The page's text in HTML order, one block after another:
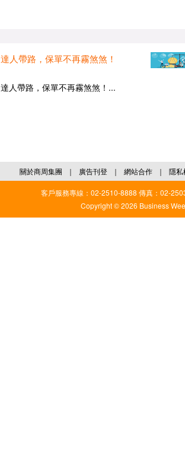
達人帶路，保單不再霧煞煞！
達人帶路，保單不再霧煞煞！...
關於商周集團 ｜ 廣告刊登 ｜ 網站合作 ｜ 隱私
客戶服務專線：02-2510-8888 傳真：02-
Copyright © 2026 Business